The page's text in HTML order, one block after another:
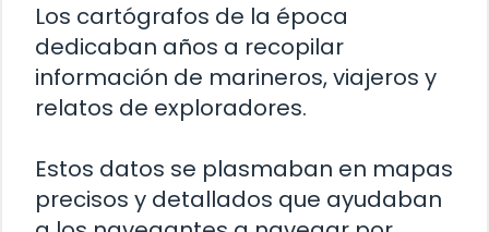
Los cartógrafos de la época
dedicaban años a recopilar
información de marineros, viajeros y
relatos de exploradores.
Estos datos se plasmaban en mapas
precisos y detallados que ayudaban